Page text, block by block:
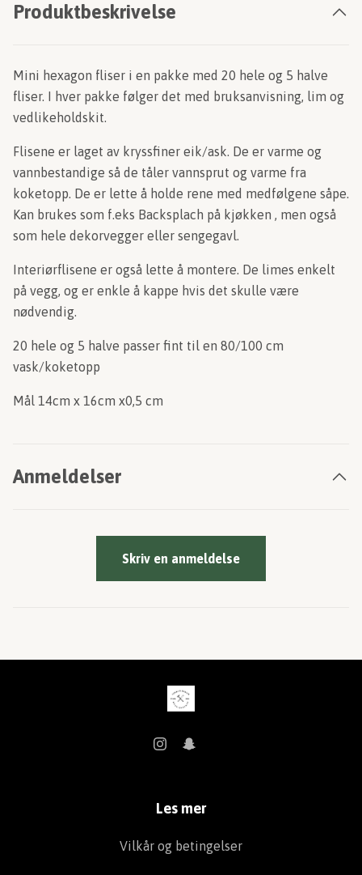
Produktbeskrivelse
Mini hexagon fliser i en pakke med 20 hele og 5 halve
fliser. I hver pakke følger det med bruksanvisning, lim og
vedlikeholdskit.
Flisene er laget av kryssfiner eik/ask. De er varme og
vannbestandige så de tåler vannsprut og varme fra
koketopp. De er lette å holde rene med medfølgene såpe.
Kan brukes som f.eks Backsplach på kjøkken , men også
som hele dekorvegger eller sengegavl.
Interiørflisene er også lette å montere. De limes enkelt
på vegg, og er enkle å kappe hvis det skulle være
nødvendig.
20 hele og 5 halve passer fint til en 80/100 cm
vask/koketopp
Mål 14cm x 16cm x0,5 cm
Anmeldelser
Skriv en anmeldelse
Les mer
Vilkår og betingelser